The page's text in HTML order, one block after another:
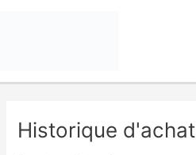
Historique d'achat